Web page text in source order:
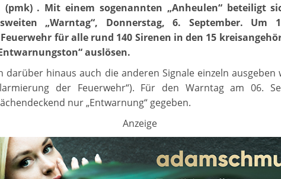
(pmk) . Mit einem sogenannten „Anheulen“ beteiligt
„Warntag“, Donnerstag, 6. September.
für alle rund 140 Sirenen in den 15
auslösen.
darüber hinaus auch die anderen Signale einzeln ausgeben
der Feuerwehr“). Für den Warntag am 06.
nur „Entwarnung“ gegeben.
Anzeige